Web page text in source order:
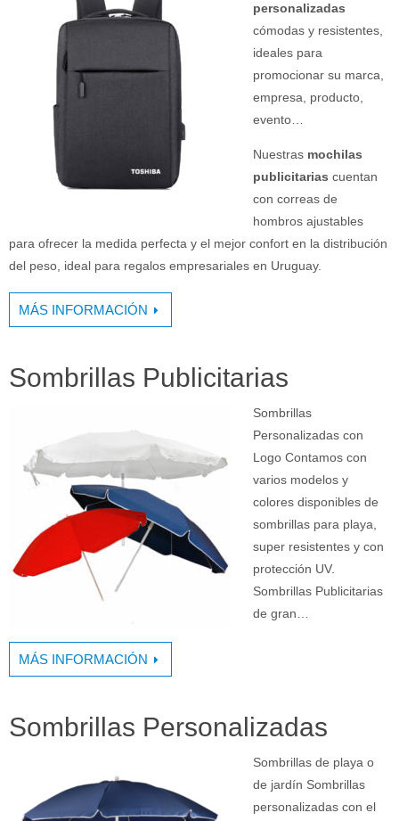
personalizadas
cómodas y resistentes,
ideales para
promocionar su marca,
empresa, producto,
evento…
Nuestras mochilas
publicitarias cuentan
con correas de
hombros ajustables
para ofrecer la medida perfecta y el mejor confort en la distribución
del peso, ideal para regalos empresariales en Uruguay.
MÁS INFORMACIÓN
Sombrillas Publicitarias
Sombrillas
Personalizadas con
Logo Contamos con
varios modelos y
colores disponibles de
sombrillas para playa,
super resistentes y con
protección UV.
Sombrillas Publicitarias
de gran…
MÁS INFORMACIÓN
Sombrillas Personalizadas
Sombrillas de playa o
de jardín Sombrillas
personalizadas con el